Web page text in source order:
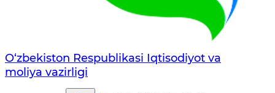
O‘zbekiston Respublikasi Iqtisodiyot va
moliya vazirligi